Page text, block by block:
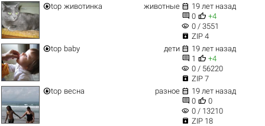
top животинка животные  19 лет назад
 0  +4
visibility 0 / 3551
 ZIP 4
top baby дети  19 лет назад
 1  +4
visibility 0 / 56220
 ZIP 7
top весна разное  19 лет назад
 0  0
visibility 0 / 13210
 ZIP 18